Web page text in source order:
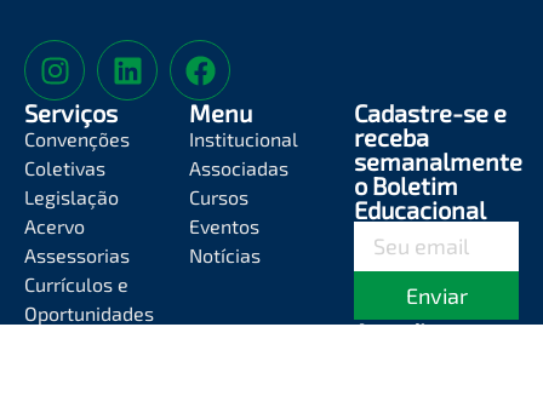
Serviços
Convenções
Coletivas
Legislação
Acervo
Assessorias
Currículos e
Oportunidades
Menu
Institucional
Associadas
Cursos
Eventos
Notícias
Cadastre-se e
receba
semanalmente
o Boletim
Educacional
Enviar
Atendimento